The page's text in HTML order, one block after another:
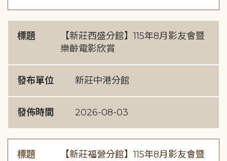
標題
【新莊西盛分館】115年8月影友會暨
樂齡電影欣賞
發布單位 新莊中港分館
發佈時間 2026-08-03
標題
【新莊福營分館】115年8月影友會暨